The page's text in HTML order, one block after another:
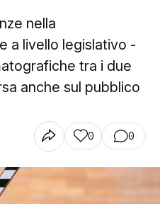
nella
a livello legislativo -
tra i due
anche sul pubblico
0 0